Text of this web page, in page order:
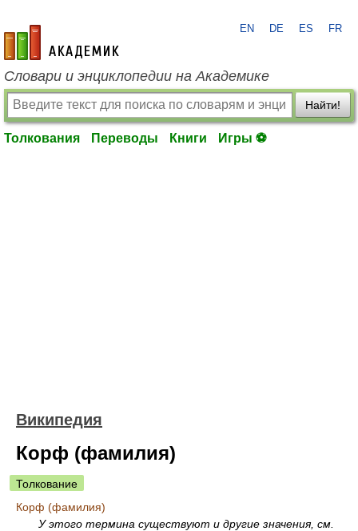
academic.ru
EN DE ES FR
Словари и энциклопедии на Академике
Найти!
Толкования Переводы Книги Игры ⚽
Википедия
Корф (фамилия)
Толкование
Корф (фамилия)
У этого термина существуют и другие значения, см.